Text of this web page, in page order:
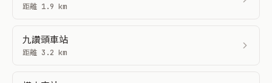
距離 1.9 km
九讚頭車站
距離 3.2 km